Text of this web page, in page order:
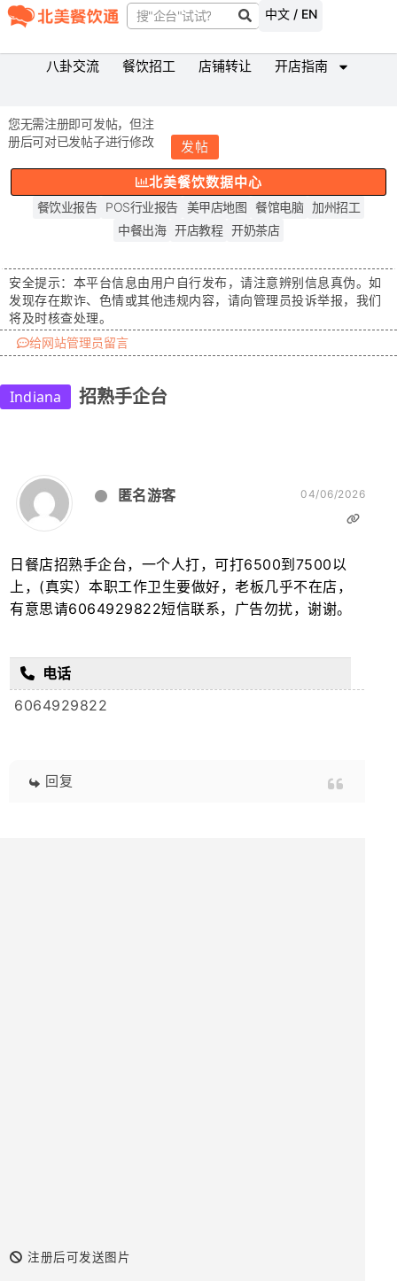
中文 / EN
八卦交流 餐饮招工 店铺转让 开店指南
您无需注册即可发帖，但注
册后可对已发帖子进行修改
发帖
北美餐饮数据中心
餐饮业报告 POS行业报告 美甲店地图 餐馆电脑
加州招工
中餐出海 开店教程 开奶茶店
安全提示： 本平台信息由用户自行发布，请注意辨别信息真伪。如
发现存在欺诈、色情或其他违规内容，请向管理员投诉举报，我们
将及时核查处理。
给网站管理员留言
Indiana 招熟手企台
匿名游客 04/06/2026
日餐店招熟手企台，一个人打，可打6500到7500以
上，(真实）本职工作卫生要做好，老板几乎不在店，
有意思请6064929822短信联系，广告勿扰，谢谢。
电话
6064929822
回复
注册后可发送图片